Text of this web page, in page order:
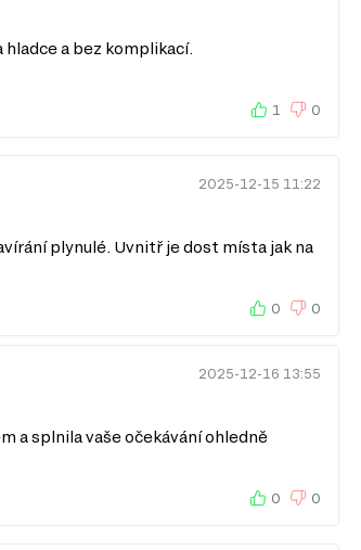
a bez komplikací.
1 0
2025-12-15 11:22
plynulé. Uvnitř je dost místa jak na
0 0
2025-12-16 13:55
a splnila vaše očekávání ohledně
0 0